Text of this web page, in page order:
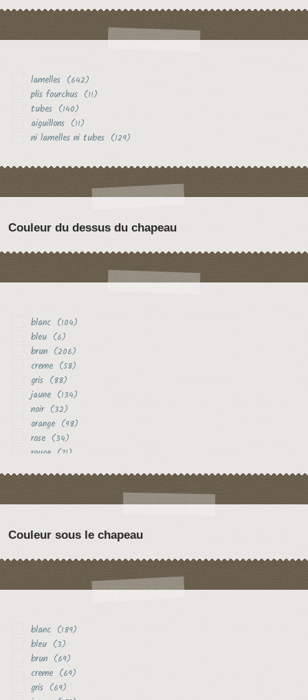
lamelles (642)
plis fourchus (11)
tubes (140)
aiguillons (11)
ni lamelles ni tubes (129)
Couleur du dessus du chapeau
blanc (104)
bleu (6)
brun (206)
creme (58)
gris (88)
jaune (134)
noir (32)
orange (98)
rose (34)
rouge (71)
Couleur sous le chapeau
blanc (189)
bleu (3)
brun (69)
creme (69)
gris (69)